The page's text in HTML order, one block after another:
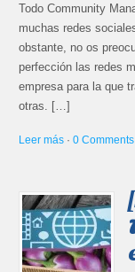
Todo Community
muchas redes
obstante, no os
perfección las redes
empresa para la que
otras. […]
Leer más ·0 Comments